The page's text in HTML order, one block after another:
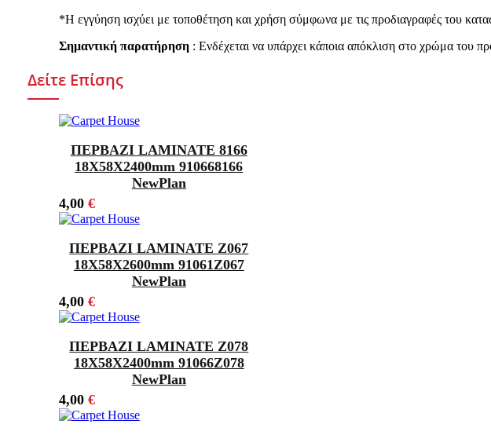
*Η εγγύηση ισχύει με τοποθέτηση και χρήση σύμφωνα με τις προδιαγραφές του
Σημαντική παρατήρηση: Ενδέχεται να υπάρχει κάποια απόκλιση στο χρώμα του
Δείτε Επίσης
ΠΕΡΒΑΖΙ LAMINATE 8166
18Χ58X2400mm 910668166
NewPlan
4,00 €
ΠΕΡΒΑΖΙ LAMINATE Z067
18Χ58X2600mm 91061Z067
NewPlan
4,00 €
ΠΕΡΒΑΖΙ LAMINATE Z078
18Χ58X2400mm 91066Z078
NewPlan
4,00 €